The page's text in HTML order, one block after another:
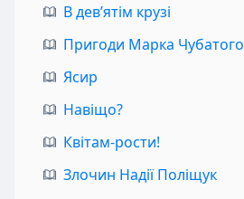
В дев’ятім крузі
Пригоди Марка Чубатого
Ясир
Навіщо?
Квітам-рости!
Злочин Надії Поліщук